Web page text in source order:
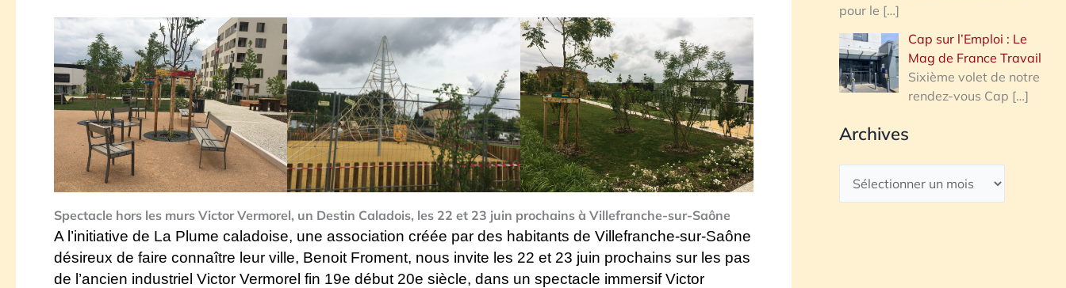
Spectacle hors les murs Victor Vermorel, un Destin Caladois, les 22 et 23 juin prochains à Villefranche-sur-Saône
A l’initiative de La Plume caladoise, une association créée par des habitants de Villefranche-sur-Saône
désireux de faire connaître leur ville, Benoit Froment, nous invite les 22 et 23 juin prochains sur les pas
de l’ancien industriel Victor Vermorel fin 19e début 20e siècle, dans un spectacle immersifVictor
pour le […]
Cap sur l’Emploi : Le
Mag de France Travail
Sixième volet de notre
rendez-vous Cap […]
Archives